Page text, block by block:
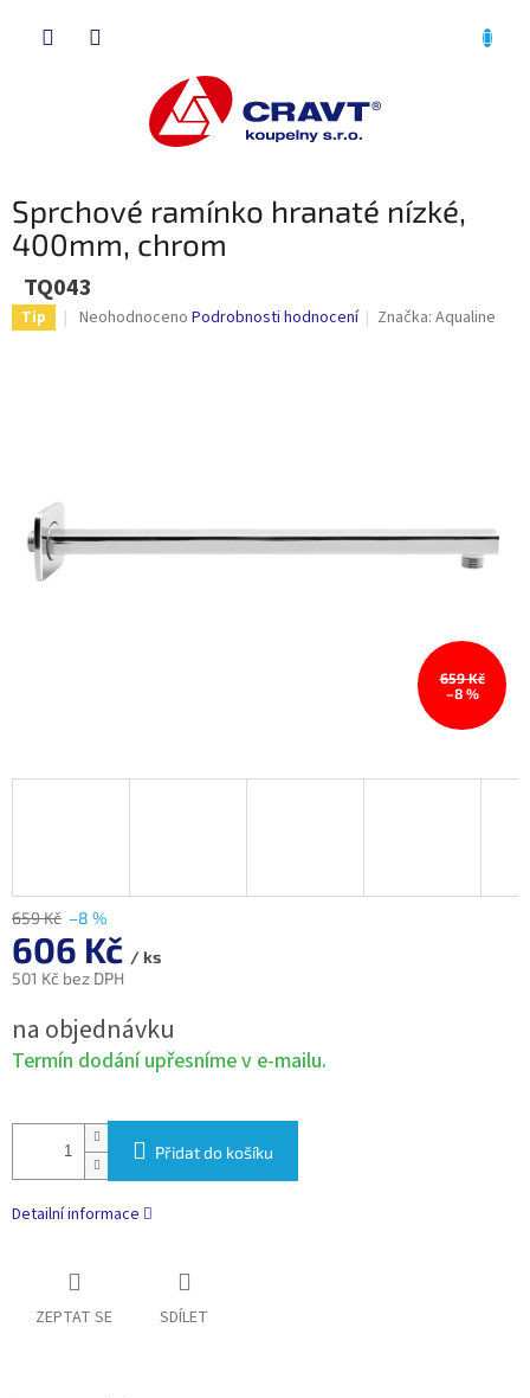
Sprchové ramínko hranaté nízké,
400mm, chrom
TQ043
Tip
Průměrné
Neohodnoceno Podrobnosti hodnocení Značka:Aqualine
659 Kč
–8 %
659 Kč –8 %
606 Kč / ks
501 Kč bez DPH
cena:
na objednávku
Termín dodání upřesníme v e-mailu.
Přidat do košíku
Detailní informace
ZEPTAT SE SDÍLET